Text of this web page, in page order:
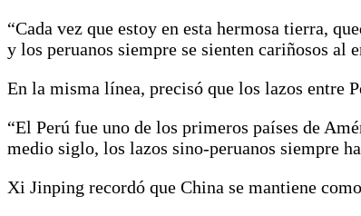
“Cada vez que estoy en esta hermosa tierra,
y los peruanos siempre se sienten cariñosos
En la misma línea, precisó que los lazos entre
“El Perú fue uno de los primeros países de
medio siglo, los lazos sino-peruanos siempre
Xi Jinping recordó que China se mantiene